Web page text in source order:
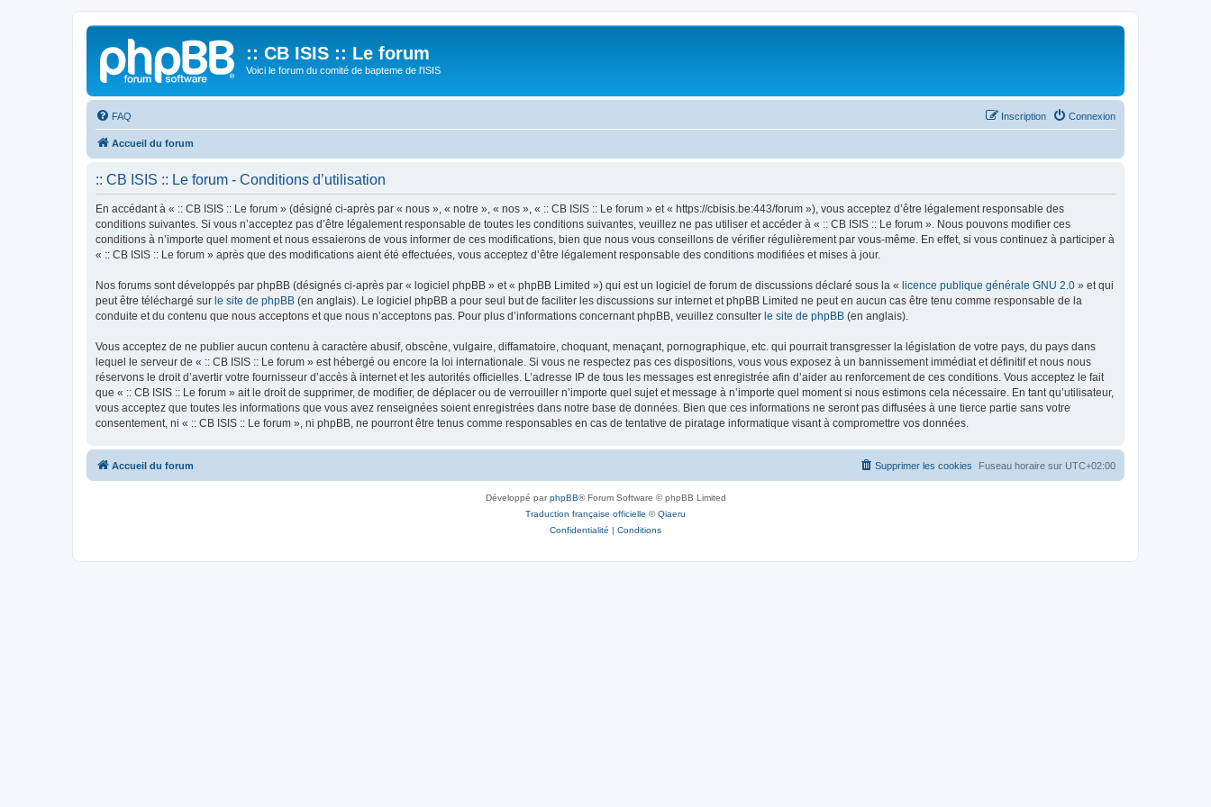
:: CB ISIS :: Le forum
Voici le forum du comité de bapteme de l'ISIS
FAQ Connexion
Inscription
Accueil du forum
:: CB ISIS :: Le forum - Conditions d’utilisation
En accédant à « :: CB ISIS :: Le forum » (désigné ci-après par « nous », « notre », « nos », « :: CB ISIS :: Le forum » et « https://cbisis.be:443/forum »), vous acceptez d’être légalement responsable des
conditions suivantes. Si vous n’acceptez pas d’être légalement responsable de toutes les conditions suivantes, veuillez ne pas utiliser et accéder à « :: CB ISIS :: Le forum ». Nous pouvons modifier ces
conditions à n’importe quel moment et nous essaierons de vous informer de ces modifications, bien que nous vous conseillons de vérifier régulièrement par vous-même. En effet, si vous continuez à participer à
« :: CB ISIS :: Le forum » après que des modifications aient été effectuées, vous acceptez d’être légalement responsable des conditions modifiées et mises à jour.
Nos forums sont développés par phpBB (désignés ci-après par « logiciel phpBB » et « phpBB Limited ») qui est un logiciel de forum de discussions déclaré sous la « licence publique générale GNU 2.0 » et qui
peut être téléchargé sur le site de phpBB (en anglais). Le logiciel phpBB a pour seul but de faciliter les discussions sur internet et phpBB Limited ne peut en aucun cas être tenu comme responsable de la
conduite et du contenu que nous acceptons et que nous n’acceptons pas. Pour plus d’informations concernant phpBB, veuillez consulter le site de phpBB (en anglais).
Vous acceptez de ne publier aucun contenu à caractère abusif, obscène, vulgaire, diffamatoire, choquant, menaçant, pornographique, etc. qui pourrait transgresser la législation de votre pays, du pays dans
lequel le serveur de « :: CB ISIS :: Le forum » est hébergé ou encore la loi internationale. Si vous ne respectez pas ces dispositions, vous vous exposez à un bannissement immédiat et définitif et nous nous
réservons le droit d’avertir votre fournisseur d’accès à internet et les autorités officielles. L’adresse IP de tous les messages est enregistrée afin d’aider au renforcement de ces conditions. Vous acceptez le fait
que « :: CB ISIS :: Le forum » ait le droit de supprimer, de modifier, de déplacer ou de verrouiller n’importe quel sujet et message à n’importe quel moment si nous estimons cela nécessaire. En tant qu’utilisateur,
vous acceptez que toutes les informations que vous avez renseignées soient enregistrées dans notre base de données. Bien que ces informations ne seront pas diffusées à une tierce partie sans votre
consentement, ni « :: CB ISIS :: Le forum », ni phpBB, ne pourront être tenus comme responsables en cas de tentative de piratage informatique visant à compromettre vos données.
Accueil du forum Fuseau horaire sur UTC+02:00
Supprimer les cookies
Développé parphpBB® Forum Software © phpBB Limited
Traduction française officielle ©Qiaeru
Confidentialité | Conditions